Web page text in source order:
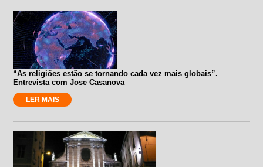
“As religiões estão se tornando cada vez mais globais”.
Entrevista com Jose Casanova
LER MAIS